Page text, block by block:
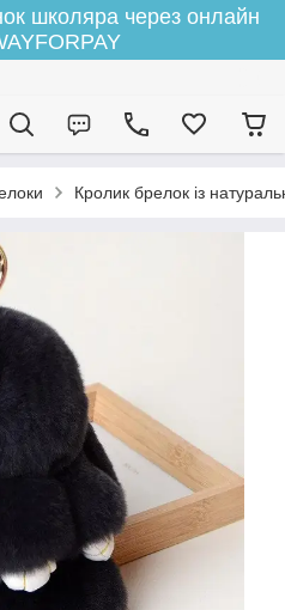
школяра через онлайн
Кролик брелок із